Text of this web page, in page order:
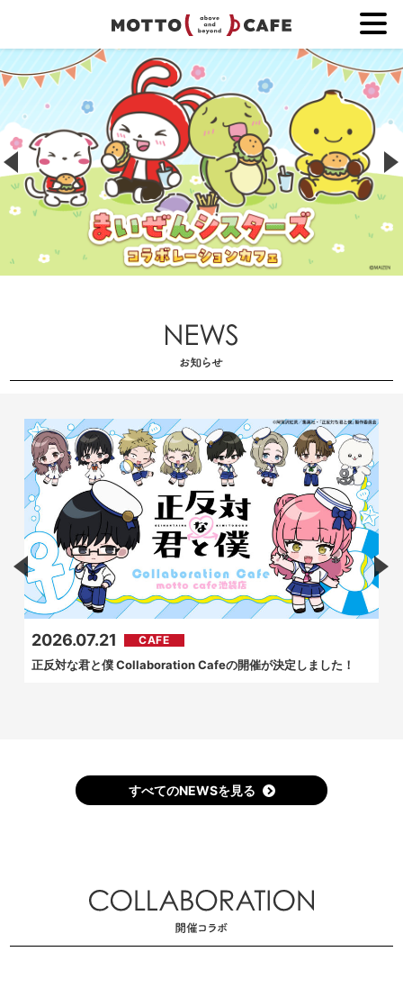
2026.07.21 CAFE
正反対な君と僕 Collaboration Cafeの開催が決定しました！
すべてのNEWSを見る